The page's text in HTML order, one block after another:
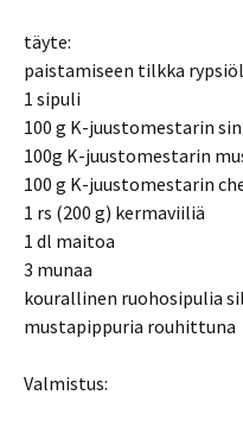
täyte:
paistamiseen tilkka
1 sipuli
100 g K-juustomestarin
100g K-juustomestarin
100 g K-juustomestarin
1 rs (200 g) kermaviiliä
1 dl maitoa
3 munaa
kourallinen ruohosipulia
mustapippuria rouhittuna
Valmistus: